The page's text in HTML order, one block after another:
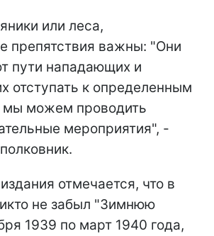
или леса,
препятствия важны: "Они
пути нападающих и
отступать к определенным
мы можем проводить
мероприятия", -
отмечается, что в
не забыл "Зимнюю
1939 по март 1940 года,